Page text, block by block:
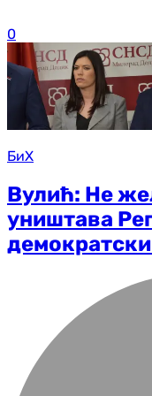
0
БиХ
Вулић: Не
уништава